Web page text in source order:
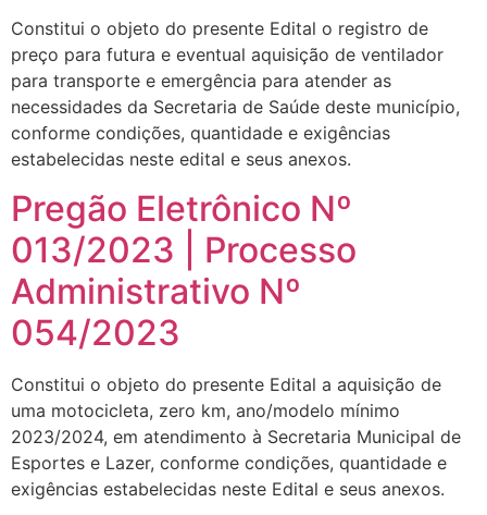
Constitui o objeto do presente Edital o registro de
preço para futura e eventual aquisição de ventilador
para transporte e emergência para atender as
necessidades da Secretaria de Saúde deste município,
conforme condições, quantidade e exigências
estabelecidas neste edital e seus anexos.
Pregão Eletrônico Nº
013/2023 | Processo
Administrativo Nº
054/2023
Constitui o objeto do presente Edital a aquisição de
uma motocicleta, zero km, ano/modelo mínimo
2023/2024, em atendimento à Secretaria Municipal de
Esportes e Lazer, conforme condições, quantidade e
exigências estabelecidas neste Edital e seus anexos.